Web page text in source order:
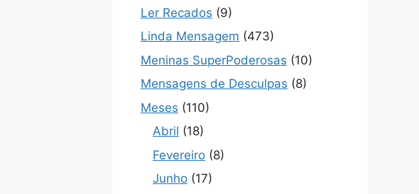
Ler Recados (9)
Linda Mensagem (473)
Meninas SuperPoderosas (10)
Mensagens de Desculpas (8)
Meses (110)
Abril (18)
Fevereiro (8)
Junho (17)